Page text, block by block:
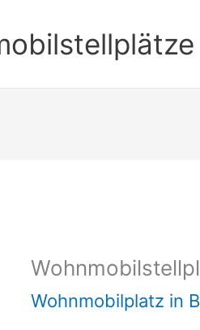
Wohnmobilplatz in